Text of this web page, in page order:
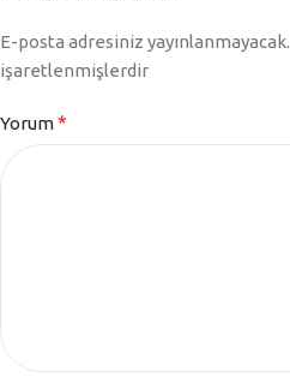
E-posta adresiniz yayınlanmayacak.
işaretlenmişlerdir
Yorum*